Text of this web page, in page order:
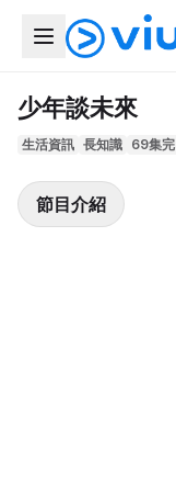
少年談未來
生活資訊 長知識 69集完
節目介紹